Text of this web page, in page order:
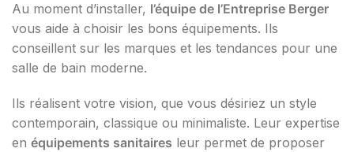
Au moment d’installer, l’équipe de l’Entreprise Berger
vous aide à choisir les bons équipements. Ils
conseillent sur les marques et les tendances pour une
salle de bain moderne.
Ils réalisent votre vision, que vous désiriez un style
contemporain, classique ou minimaliste. Leur expertise
en équipements sanitaires leur permet de proposer